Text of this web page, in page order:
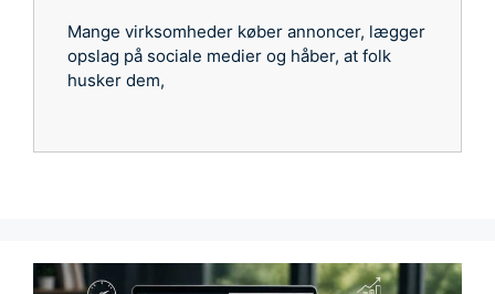
Mange virksomheder køber annoncer, lægger
opslag på sociale medier og håber, at folk
husker dem,